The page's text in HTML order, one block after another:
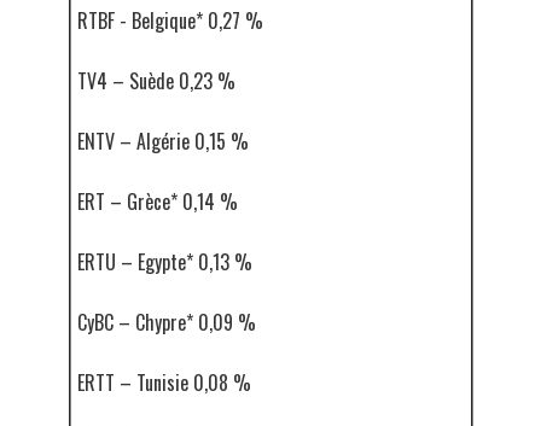
RTBF - Belgique* 0,27 %
TV4 – Suède 0,23 %
ENTV – Algérie 0,15 %
ERT – Grèce* 0,14 %
ERTU – Egypte* 0,13 %
CyBC – Chypre* 0,09 %
ERTT – Tunisie 0,08 %